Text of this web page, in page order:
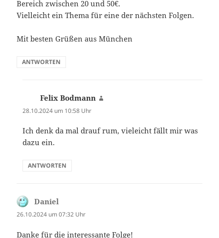
Bereich zwischen 20 und 50€.
Vielleicht ein Thema für eine der nächsten Folgen.
Mit besten Grüßen aus München
ANTWORTEN
Felix Bodmann
28.10.2024 um 10:58 Uhr
Ich denk da mal drauf rum, vieleicht fällt mir was
dazu ein.
ANTWORTEN
Daniel
26.10.2024 um 07:32 Uhr
Danke für die interessante Folge!